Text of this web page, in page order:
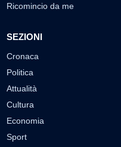
Ricomincio da me
SEZIONI
Cronaca
Politica
Attualità
Cultura
Economia
Sport